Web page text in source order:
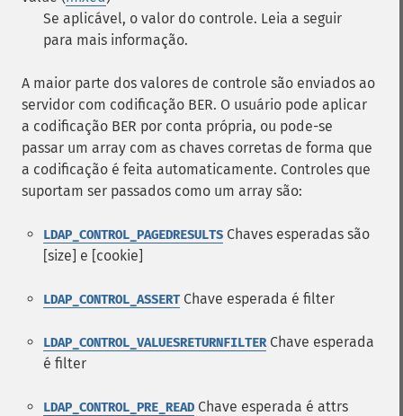
Se aplicável, o valor do controle. Leia a seguir
para mais informação.
A maior parte dos valores de controle são enviados ao
servidor com codificação BER. O usuário pode aplicar
a codificação BER por conta própria, ou pode-se
passar um array com as chaves corretas de forma que
a codificação é feita automaticamente. Controles que
suportam ser passados como um array são:
LDAP_CONTROL_PAGEDRESULTS Chaves esperadas são
[size] e [cookie]
LDAP_CONTROL_ASSERT Chave esperada é filter
LDAP_CONTROL_VALUESRETURNFILTERChave esperada
é filter
LDAP_CONTROL_PRE_READ Chave esperada é attrs